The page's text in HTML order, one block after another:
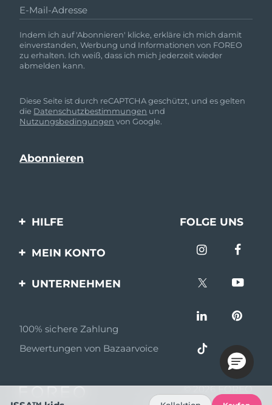
E-Mail-Adresse
Indem ich auf 'Abonnieren' klicke, erkläre ich mich damit
einverstanden, Werbung und Informationen von FOREO
zu erhalten. Ich weiß, dass ich mich jederzeit wieder
abmelden kann.
Diese Seite ist durch reCAPTCHA geschützt, und es gelten
die Datenschutzbestimmungen und
Nutzungsbedingungen von Google.
HILFE
Kontaktiere uns
FOLGE UNS
MEIN KONTO
UNTERNEHMEN
Partnerprogramm
Partner Nachrichten
Einzelhändler
100% sichere Zahlung
Bewertungen von Bazaarvoice
© 2026 FOREO
Alle Rechte vorbehalten